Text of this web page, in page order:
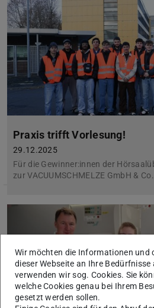
Praxis trifft Vorlesung!
29.12.2025
Für die Gewinner:innen der
zur VACUUMSCHMELZE GmbH &
Wir möchten die Informationen und
dieser Webseite an Ihre Bedürfnisse
verwenden wir sog. Cookies. Sie
welche Cookies genau bei Ihrem
gesetzt werden sollen.